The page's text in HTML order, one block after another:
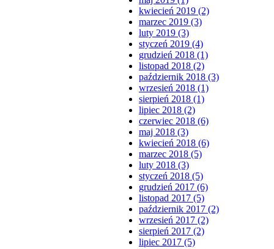
kwiecień 2019 (2)
marzec 2019 (3)
luty 2019 (3)
styczeń 2019 (4)
grudzień 2018 (1)
listopad 2018 (2)
październik 2018 (3)
wrzesień 2018 (1)
sierpień 2018 (1)
lipiec 2018 (2)
czerwiec 2018 (6)
maj 2018 (3)
kwiecień 2018 (6)
marzec 2018 (5)
luty 2018 (3)
styczeń 2018 (5)
grudzień 2017 (6)
listopad 2017 (5)
październik 2017 (2)
wrzesień 2017 (2)
sierpień 2017 (2)
lipiec 2017 (5)